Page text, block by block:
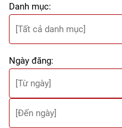
Danh mục:
Ngày đăng: